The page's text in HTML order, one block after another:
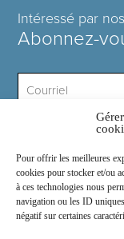
Pour offrir les meilleures
cookies pour stocker et/ou
à ces technologies nous
navigation ou les ID
négatif sur certaines
Intéressé par
Abonnez-